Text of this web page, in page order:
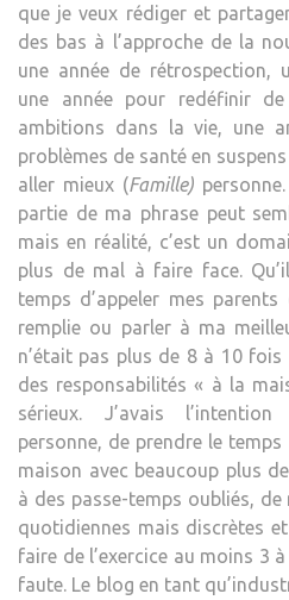
que je veux rédiger et
des bas à l’approche de la
une année de rétrospection,
une année pour redéfinir
ambitions dans la vie, une
problèmes de santé en
aller mieux (Famille)
partie de ma phrase peut
mais en réalité, c’est un
plus de mal à faire face.
temps d’appeler mes
remplie ou parler à ma
n’était pas plus de 8 à 10
des responsabilités « à la
sérieux. J’avais
personne, de prendre le
maison avec beaucoup plus
à des passe-temps oubliés,
quotidiennes mais discrètes
faire de l’exercice au moins 3
faute. Le blog en tant